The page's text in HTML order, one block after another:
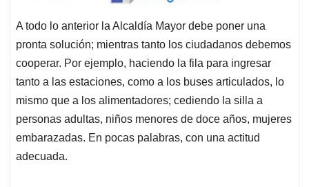
A todo lo anterior la Alcaldía Mayor debe poner una
pronta solución; mientras tanto los ciudadanos debemos
cooperar. Por ejemplo, haciendo la fila para ingresar
tanto a las estaciones, como a los buses articulados, lo
mismo que a los alimentadores; cediendo la silla a
personas adultas, niños menores de doce años, mujeres
embarazadas. En pocas palabras, con una actitud
adecuada.